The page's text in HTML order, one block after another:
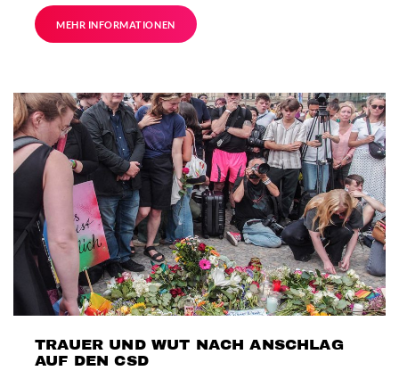
MEHR INFORMATIONEN
TRAUER UND WUT NACH ANSCHLAG
AUF DEN CSD